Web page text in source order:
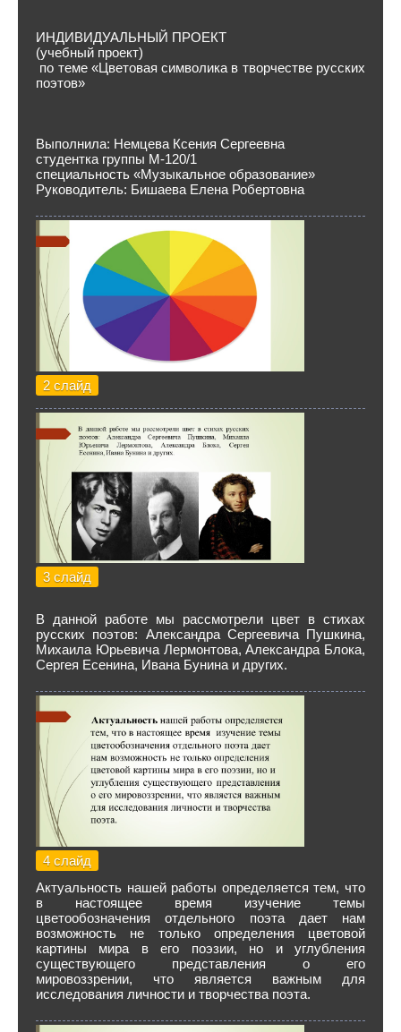
ИНДИВИДУАЛЬНЫЙ ПРОЕКТ
(учебный проект)
по теме «Цветовая символика в творчестве русских
поэтов»
Выполнила: Немцева Ксения Сергеевна
студентка группы М-120/1
специальность «Музыкальное образование»
Руководитель: Бишаева Елена Робертовна
2 слайд
3 слайд
В данной работе мы рассмотрели цвет в стихах
русских поэтов: Александра Сергеевича Пушкина,
Михаила Юрьевича Лермонтова, Александра Блока,
Сергея Есенина, Ивана Бунина и других.
4 слайд
Актуальность нашей работы определяется тем, что
в настоящее время изучение темы
цветообозначения отдельного поэта дает нам
возможность не только определения цветовой
картины мира в его поэзии, но и углубления
существующего представления о его
мировоззрении, что является важным для
исследования личности и творчества поэта.